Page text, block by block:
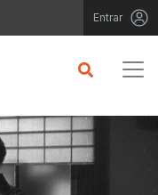
Entrar